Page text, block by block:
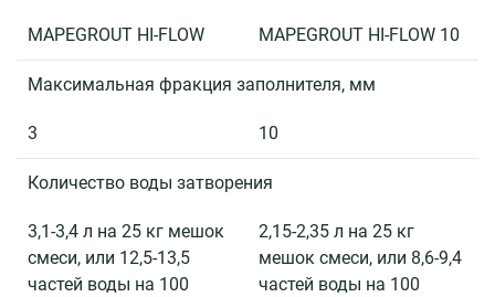
Проекты
О
компании
Пресс-
центр
MAPEGROUT HI-FLOW MAPEGROUT HI-FLOW 10
Максимальная фракция заполнителя, мм
3 10
Количество воды затворения
3,1-3,4 л на 25 кг мешок
смеси, или 12,5-13,5
частей воды на 100
2,15-2,35 л на 25 кг
мешок смеси, или 8,6-9,4
частей воды на 100